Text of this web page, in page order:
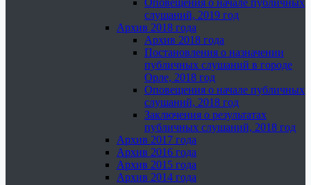
Оповещения о начале публичных
слушаний, 2019 год
Архив 2018 года
Архив 2018 года
Постановления о назначении
публичных слушаний в городе
Орле, 2018 год
Оповещения о начале публичных
слушаний, 2018 год
Заключения о результатах
публичных слушаний, 2018 год
Архив 2017 года
Архив 2016 года
Архив 2015 года
Архив 2014 года